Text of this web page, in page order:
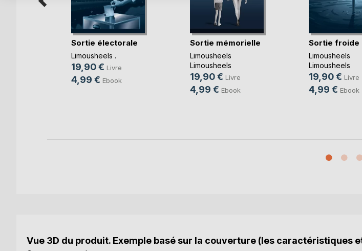
Sortie électorale
Limousheels .
19,90 € Livre
4,99 € Ebook
Sortie mémorielle
Limousheels
Limousheels
19,90 € Livre
4,99 € Ebook
Sortie froide
Limousheels
Limousheels
19,90 € Livre
4,99 € Ebook
Vue 3D du produit. Exemple basé sur la couverture (les caractéristiques